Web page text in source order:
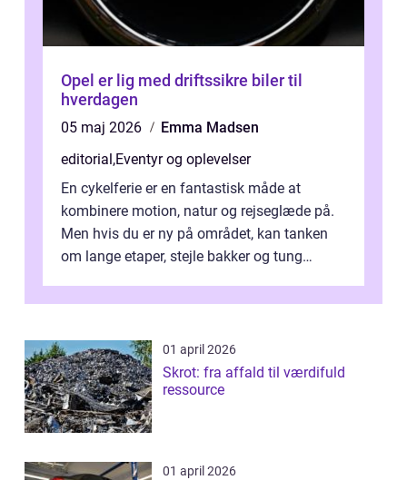
Opel er lig med driftssikre biler til
hverdagen
05 maj 2026
Emma Madsen
editorial,Eventyr og oplevelser
En cykelferie er en fantastisk måde at
kombinere motion, natur og rejseglæde på.
Men hvis du er ny på området, kan tanken
om lange etaper, stejle bakker og tung
01 april 2026
Skrot: fra affald til værdifuld
ressource
01 april 2026